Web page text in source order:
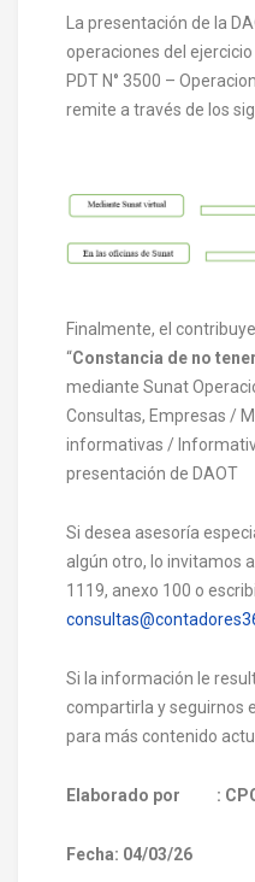
La presentación de la
operaciones del
PDT N° 3500 –
remite a través de los
Finalmente, el
“Constancia de no
mediante Sunat
Consultas, Empresas /
informativas /
presentación de DAOT
Si desea asesoría
algún otro, lo invitamos
1119, anexo 100 o
Si la información le
compartirla y seguirnos
para más contenido
Elaborado por : CPC
Fecha: 04/03/26